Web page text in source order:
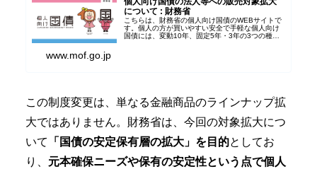
について : 財務省
こちらは、財務省の個人向け国債のWEBサイトで
す。個人の方が買いやすい安全で手軽な個人向け
国債には、変動10年、固定5年・3年の3つの種類
www.mof.go.jp
この制度変更は、単なる金融商品のラインナップ拡
大ではありません。財務省は、今回の対象拡大につ
いて
「国債の安定保有層の拡大」を目的としてお
り、 元本確保ニーズや保有の安定性という点で個人